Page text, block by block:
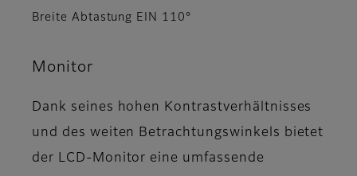
Breite Abtastung EIN 110°
Monitor
Dank seines hohen Kontrastverhältnisses
und des weiten Betrachtungswinkels bietet
der LCD-Monitor eine umfassende